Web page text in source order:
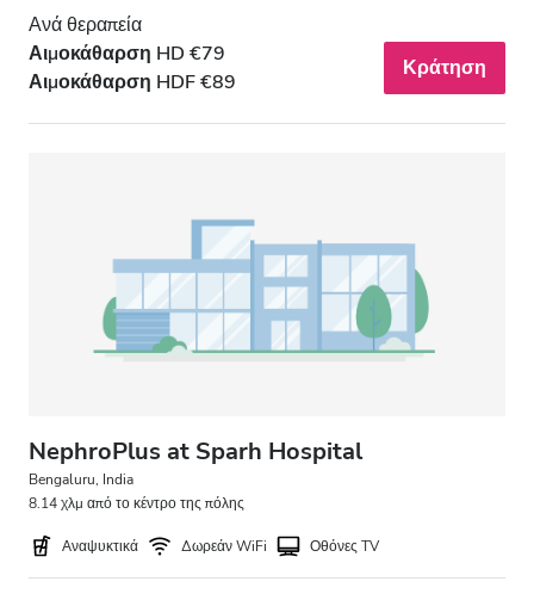
Ανά θεραπεία
Αιμοκάθαρση HD €79
Αιμοκάθαρση HDF €89
Κράτηση
NephroPlus at Sparh Hospital
Bengaluru, India
8.14 χλμ από το κέντρο της πόλης
Αναψυκτικά Δωρεάν WiFi Οθόνες TV